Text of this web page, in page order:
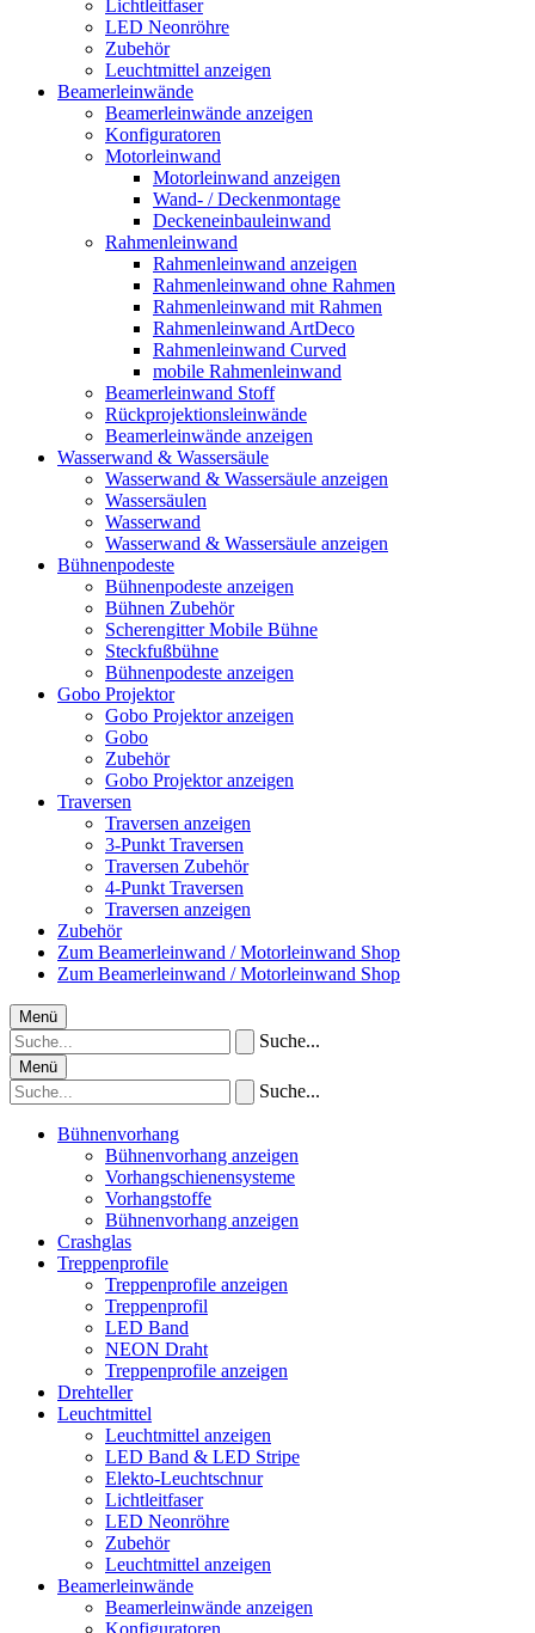
Lichtleitfaser
LED Neonröhre
Zubehör
Leuchtmittel anzeigen
Beamerleinwände
Beamerleinwände anzeigen
Konfiguratoren
Motorleinwand
Motorleinwand anzeigen
Wand- / Deckenmontage
Deckeneinbauleinwand
Rahmenleinwand
Rahmenleinwand anzeigen
Rahmenleinwand ohne Rahmen
Rahmenleinwand mit Rahmen
Rahmenleinwand ArtDeco
Rahmenleinwand Curved
mobile Rahmenleinwand
Beamerleinwand Stoff
Rückprojektionsleinwände
Beamerleinwände anzeigen
Wasserwand & Wassersäule
Wasserwand & Wassersäule anzeigen
Wassersäulen
Wasserwand
Wasserwand & Wassersäule anzeigen
Bühnenpodeste
Bühnenpodeste anzeigen
Bühnen Zubehör
Scherengitter Mobile Bühne
Steckfußbühne
Bühnenpodeste anzeigen
Gobo Projektor
Gobo Projektor anzeigen
Gobo
Zubehör
Gobo Projektor anzeigen
Traversen
Traversen anzeigen
3-Punkt Traversen
Traversen Zubehör
4-Punkt Traversen
Traversen anzeigen
Zubehör
Zum Beamerleinwand / Motorleinwand Shop
Zum Beamerleinwand / Motorleinwand Shop
Menü
Suche...
Menü
Suche...
Bühnenvorhang
Bühnenvorhang anzeigen
Vorhangschienensysteme
Vorhangstoffe
Bühnenvorhang anzeigen
Crashglas
Treppenprofile
Treppenprofile anzeigen
Treppenprofil
LED Band
NEON Draht
Treppenprofile anzeigen
Drehteller
Leuchtmittel
Leuchtmittel anzeigen
LED Band & LED Stripe
Elekto-Leuchtschnur
Lichtleitfaser
LED Neonröhre
Zubehör
Leuchtmittel anzeigen
Beamerleinwände
Beamerleinwände anzeigen
Konfiguratoren